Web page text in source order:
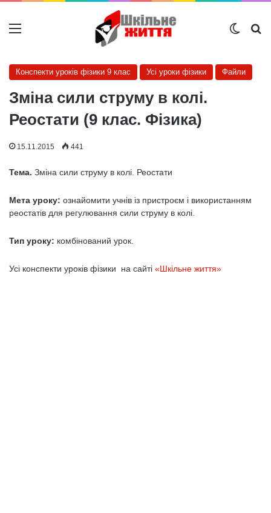
Меню
Конспекти уроків фізики 9 клас Усі уроки фізики Файли
Зміна сили струму в колі.
Реостати (9 клас. Фізика)
15.11.2015 441
Тема. Зміна сили струму в колі. Реостати
Мета уроку: ознайомити учнів із пристроєм і використанням
реоста­тів для регулювання сили струму в колі.
Тип уроку: комбінований урок.
Усі конспекти уроків фізики на сайті «Шкільне життя»